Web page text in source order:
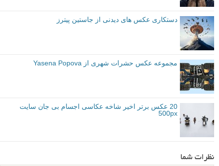
دستکاری عکس های دیدنی از جاستین پیترز
مجموعه عکس حشرات شهری از Yasena Popova
20 عکس برتر اخیر شاخه عکاسی اجسام بی جان سایت
500px
نظرات شما